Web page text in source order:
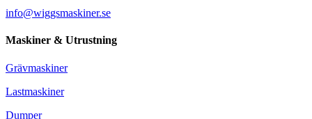
info@wiggsmaskiner.se
Maskiner & Utrustning
Grävmaskiner
Lastmaskiner
Dumper